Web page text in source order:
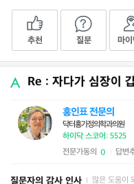
추천 질문 마이
Re : 자다가 심장이
홍인표 전문의
닥터홍가정의학과의원
하이닥 스코어: 5525
전문가동의 0 답변
질문자의 감사 인사 많은 도움이